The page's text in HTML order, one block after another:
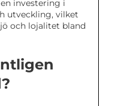
investering i
utveckling, vilket
och lojalitet bland